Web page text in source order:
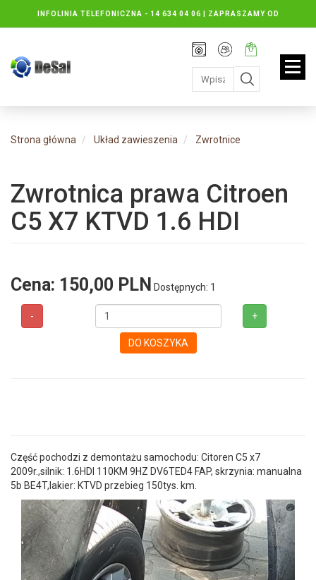
INFOLINIA TELEFONICZNA - 14 634 04 06 | ZAPRASZAMY OD
PONIEDZIAŁKU DO PIĄTKU : 8.30 DO 16.30, SOBOTY: 8.30 DO 13.00
Rejestracja
Moje
konto
Twój
koszyk:
jest
pusty
Strona główna Układ zawieszenia Zwrotnice
Zwrotnica prawa Citroen
C5 X7 KTVD 1.6 HDI
Cena: 150,00 PLN Dostępnych: 1
- +
DO KOSZYKA
Część pochodzi z demontażu samochodu: Citoren C5 x7
2009r.,silnik: 1.6HDI 110KM 9HZ DV6TED4 FAP, skrzynia: manualna
5b BE4T,lakier: KTVD przebieg 150tys. km.